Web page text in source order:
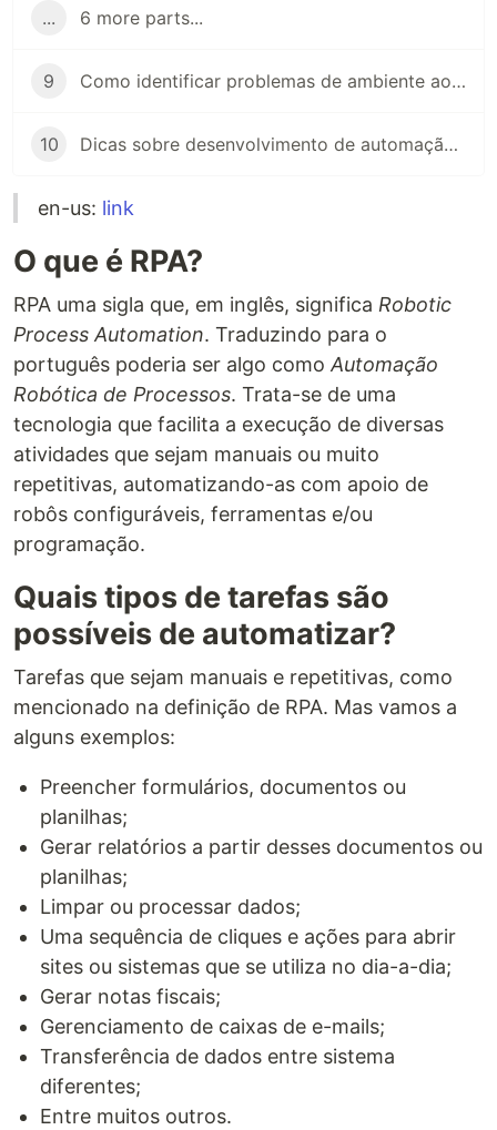
... 6 more parts...
9 Como identificar problemas de ambiente ao tentar instalar BotCity Studio SDK
10 Dicas sobre desenvolvimento de automação com visão computacional
en-us: link
O que é RPA?
RPA uma sigla que, em inglês, significa Robotic
Process Automation. Traduzindo para o
português poderia ser algo como Automação
Robótica de Processos. Trata-se de uma
tecnologia que facilita a execução de diversas
atividades que sejam manuais ou muito
repetitivas, automatizando-as com apoio de
robôs configuráveis, ferramentas e/ou
programação.
Quais tipos de tarefas são
possíveis de automatizar?
Tarefas que sejam manuais e repetitivas, como
mencionado na definição de RPA. Mas vamos a
alguns exemplos:
Preencher formulários, documentos ou
planilhas;
Gerar relatórios a partir desses documentos ou
planilhas;
Limpar ou processar dados;
Uma sequência de cliques e ações para abrir
sites ou sistemas que se utiliza no dia-a-dia;
Gerar notas fiscais;
Gerenciamento de caixas de e-mails;
Transferência de dados entre sistema
diferentes;
Entre muitos outros.